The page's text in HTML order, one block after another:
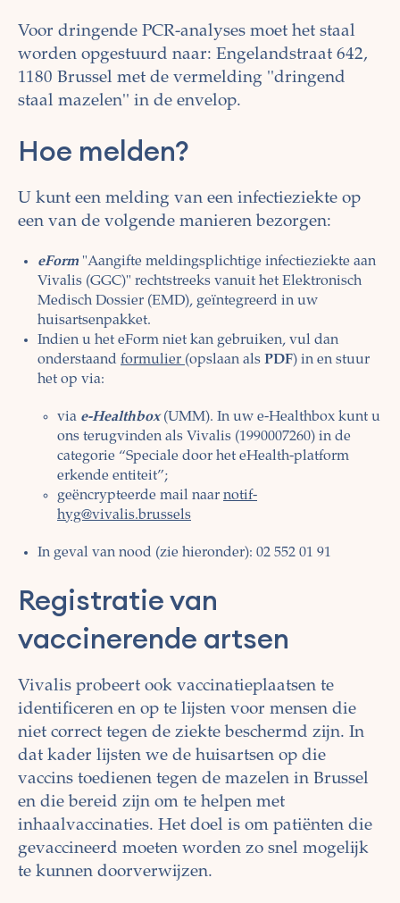
Voor dringende PCR-analyses moet het staal
worden opgestuurd naar: Engelandstraat 642,
1180 Brussel met de vermelding ''dringend
staal mazelen'' in de envelop.
Hoe melden?
U kunt een melding van een infectieziekte op
een van de volgende manieren bezorgen:
eForm "Aangifte meldingsplichtige infectieziekte aan
Vivalis (GGC)" rechtstreeks vanuit het Elektronisch
Medisch Dossier (EMD), geïntegreerd in uw
huisartsenpakket.
Indien u het eForm niet kan gebruiken, vul dan
onderstaand formulier (opslaan als PDF) in en stuur
het op via:
via e-Healthbox(UMM). In uw e-Healthbox kunt u
ons terugvinden als Vivalis (1990007260) in de
categorie “Speciale door het eHealth-platform
erkende entiteit”;
geëncrypteerde mail naar notif-
hyg@vivalis.brussels
In geval van nood (zie hieronder): 02 552 01 91
Registratie van
vaccinerende artsen
Vivalis probeert ook vaccinatieplaatsen te
identificeren en op te lijsten voor mensen die
niet correct tegen de ziekte beschermd zijn. In
dat kader lijsten we de huisartsen op die
vaccins toedienen tegen de mazelen in Brussel
en die bereid zijn om te helpen met
inhaalvaccinaties. Het doel is om patiënten die
gevaccineerd moeten worden zo snel mogelijk
te kunnen doorverwijzen.